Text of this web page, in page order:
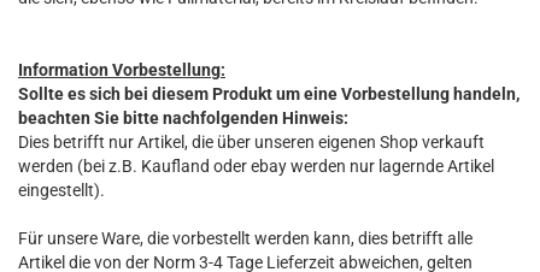
Information Vorbestellung:
Sollte es sich bei diesem Produkt um eine Vorbestellung handeln,
beachten Sie bitte nachfolgenden Hinweis:
Dies betrifft nur Artikel, die über unseren eigenen Shop verkauft
werden (bei z.B. Kaufland oder ebay werden nur lagernde Artikel
eingestellt).
Für unsere Ware, die vorbestellt werden kann, dies betrifft alle
Artikel die von der Norm 3-4 Tage Lieferzeit abweichen, gelten